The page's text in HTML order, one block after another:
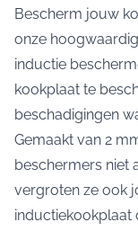
Bescherm jouw
onze
inductie
kookplaat te
beschadigingen
Gemaakt van 2
beschermers niet
vergroten ze ook
inductiekookplaat